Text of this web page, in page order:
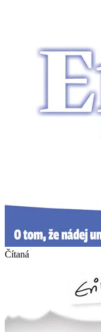
Čítaná